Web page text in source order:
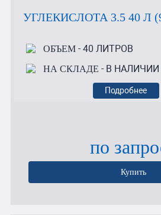
УГЛЕКИСЛОТА 3.5 40 Л
ОБЪЕМ- 40 ЛИТРОВ
НА СКЛАДЕ - В НАЛИЧИИ
Подробнее
по
Купить